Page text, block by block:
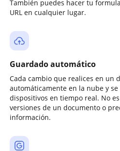
También puedes hacer tu
URL en cualquier lugar.
Guardado automático
Cada cambio que realices en un
automáticamente en la nube y
dispositivos en tiempo real. No
versiones de un documento o
información.